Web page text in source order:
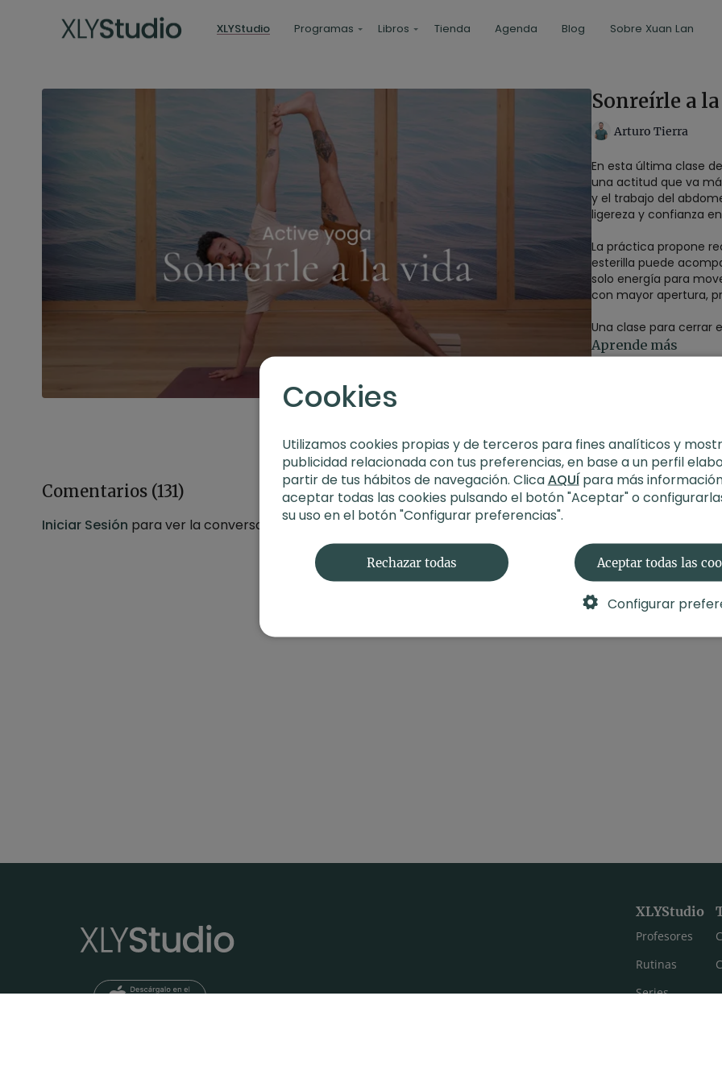
XLYStudio Programas Libros Tienda Agenda Blog Sobre Xuan Lan
Sonreírle a
Arturo Tierra
En esta última clase
una actitud que va
y el trabajo del
ligereza y confianza
La práctica propone
esterilla puede
solo energía para
con mayor apertura,
Una clase para cerrar
día a día.
Intensidad : 3
Material: sin
Enfoque : apertura
Propósito:
Fecha : 27 de abtil
Aprende más
Comentarios (131)
Iniciar Sesión para ver la conversación
XLYStudio
Profesores
Rutinas
Series
Cookies
Utilizamos cookies propias y de terceros para fines analíticos y
publicidad relacionada con tus preferencias, en base a un perfil
partir de tus hábitos de navegación. ClicaAQUÍpara más
aceptar todas las cookies pulsando el botón "Aceptar" o
su uso en el botón "Configurar preferencias".
Rechazar todas Aceptar todas las
Configurar